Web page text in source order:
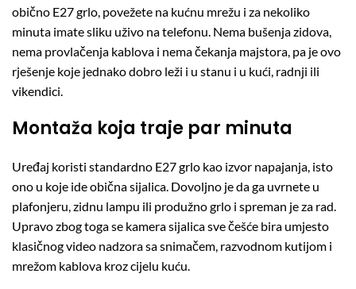
obično E27 grlo, povežete na kućnu mrežu i za nekoliko
minuta imate sliku uživo na telefonu. Nema bušenja zidova,
nema provlačenja kablova i nema čekanja majstora, pa je ovo
rješenje koje jednako dobro leži i u stanu i u kući, radnji ili
vikendici.
Montaža koja traje par minuta
Uređaj koristi standardno E27 grlo kao izvor napajanja, isto
ono u koje ide obična sijalica. Dovoljno je da ga uvrnete u
plafonjeru, zidnu lampu ili produžno grlo i spreman je za rad.
Upravo zbog toga se kamera sijalica sve češće bira umjesto
klasičnog video nadzora sa snimačem, razvodnom kutijom i
mrežom kablova kroz cijelu kuću.